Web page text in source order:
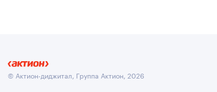
© Актион-диджитал, Группа Актион, 2026